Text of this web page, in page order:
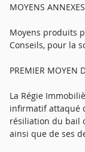
MOYENS
Moyens produits
Conseils, pour la
PREMIER MOYEN
La Régie
infirmatif attaqué
résiliation du bail
ainsi que de ses